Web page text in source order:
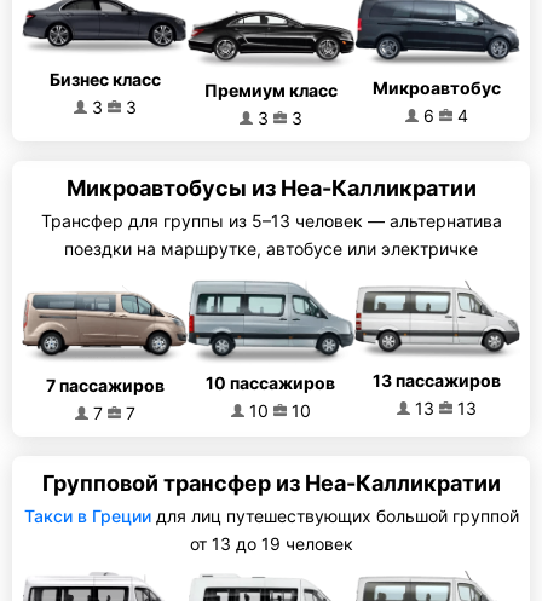
Бизнес класс
3
3
Премиум класс
3
3
Микроавтобус
6
4
Микроавтобусы из Неа-Калликратии
Трансфер для группы из 5–13 человек — альтернатива
поездки на маршрутке, автобусе или электричке
7 пассажиров
7
7
10 пассажиров
10
10
13 пассажиров
13
13
Групповой трансфер из Неа-Калликратии
Такси в Грециидля лиц путешествующих большой группой
от 13 до 19 человек